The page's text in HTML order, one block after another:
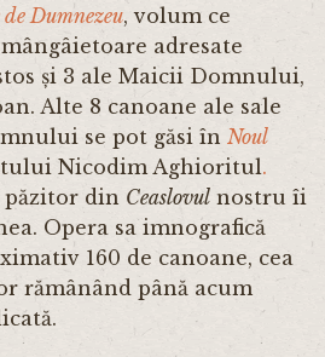
Dumnezeu, volum ce
adresate
și 3 ale Maicii Domnului,
Alte 8 canoane ale sale
se pot găsi în Noul
Nicodim Aghioritul.
din Ceaslovul nostru îi
Opera sa imnografică
160 de canoane, cea
rămânând până acum